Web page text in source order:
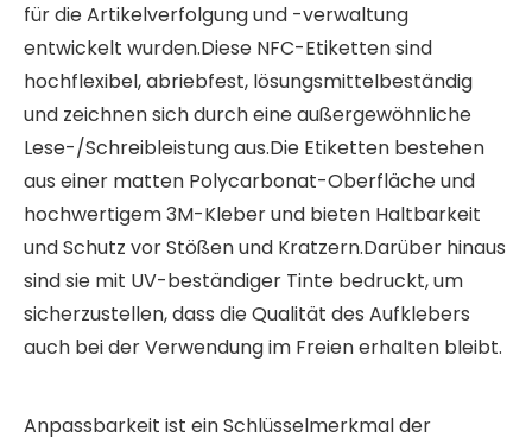
für die Artikelverfolgung und -verwaltung
entwickelt wurden.Diese NFC-Etiketten sind
hochflexibel, abriebfest, lösungsmittelbeständig
und zeichnen sich durch eine außergewöhnliche
Lese-/Schreibleistung aus.Die Etiketten bestehen
aus einer matten Polycarbonat-Oberfläche und
hochwertigem 3M-Kleber und bieten Haltbarkeit
und Schutz vor Stößen und Kratzern.Darüber hinaus
sind sie mit UV-beständiger Tinte bedruckt, um
sicherzustellen, dass die Qualität des Aufklebers
auch bei der Verwendung im Freien erhalten bleibt.
Anpassbarkeit ist ein Schlüsselmerkmal der